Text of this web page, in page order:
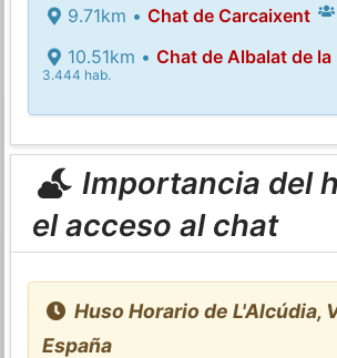
9.71km • Chat de Carcaixent
10.51km • Chat de Albalat de la
3.444 hab.
Importancia del
el acceso al chat
Huso Horario de L'Alcúdia,
España